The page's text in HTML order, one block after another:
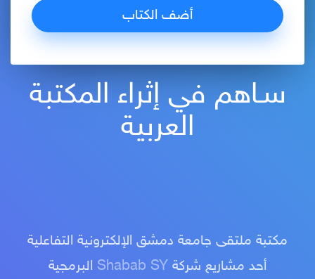
سـاهم في إثراء المكتبة
العربية
مكتبة ملتقى جامعة دمشق الإلكترونية التفاعلية
أحد مشاريع شركة Shabab SY البرمجية